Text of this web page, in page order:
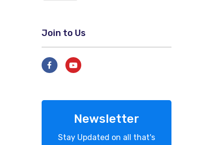
Join to Us
Newsletter
Stay Updated on all that's